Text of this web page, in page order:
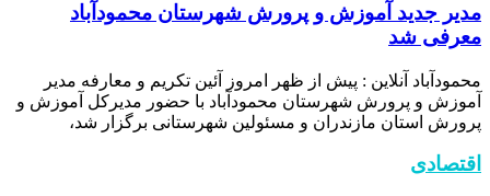
مدیر جدید آموزش و پرورش شهرستان محمودآباد
معرفی شد
محمودآباد آنلاین : پیش از ظهر امروز آئین تکریم و معارفه مدیر
آموزش و پرورش شهرستان محمودآباد با حضور مدیرکل آموزش و
پرورش استان مازندران و مسئولین شهرستانی برگزار شد،
اقتصادی